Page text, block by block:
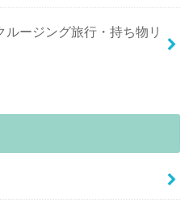
ージング旅行・持ち物リ